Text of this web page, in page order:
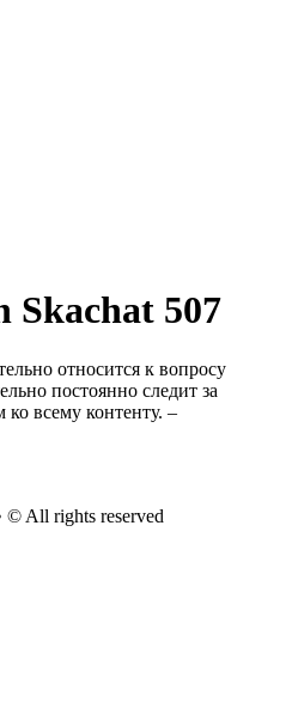
Skachat 507
относится к вопросу
постоянно следит за
всему контенту. –
© All rights reserved